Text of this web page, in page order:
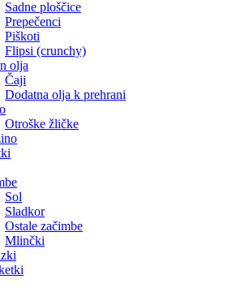
Sadne ploščice
Prepečenci
Piškoti
Flipsi (crunchy)
olja
Čaji
Dodatna olja k prehrani
Otroške žličke
Sol
Sladkor
Ostale začimbe
Mlinčki